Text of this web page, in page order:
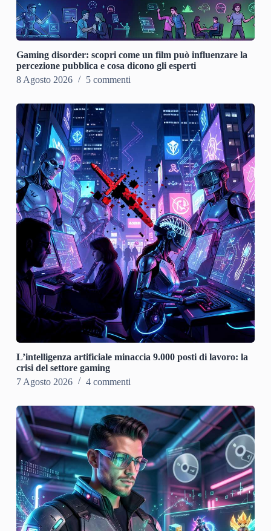
Gaming disorder: scopri come un film può influenzare la
percezione pubblica e cosa dicono gli esperti
8 Agosto 2026
5 commenti
L’intelligenza artificiale minaccia 9.000 posti di lavoro: la
crisi del settore gaming
7 Agosto 2026
4 commenti